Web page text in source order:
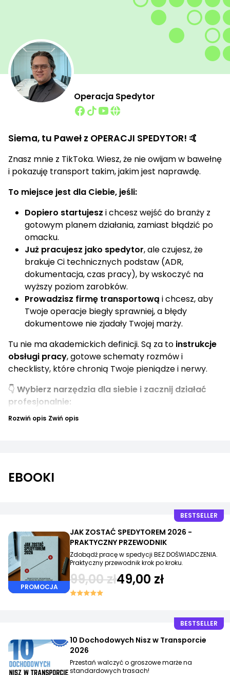
Operacja Spedytor
Siema, tu Paweł z OPERACJI SPEDYTOR! 🤙
Znasz mnie z TikToka. Wiesz, że nie owijam w bawełnę
i pokazuję transport takim, jakim jest naprawdę.
To miejsce jest dla Ciebie, jeśli:
Dopiero startujesz i chcesz wejść do branży z
gotowym planem działania, zamiast błądzić po
omacku.
Już pracujesz jako spedytor, ale czujesz, że
brakuje Ci technicznych podstaw (ADR,
dokumentacja, czas pracy), by wskoczyć na
wyższy poziom zarobków.
Prowadzisz firmę transportową i chcesz, aby
Twoje operacje biegły sprawniej, a błędy
dokumentowe nie zjadały Twojej marży.
Tu nie ma akademickich definicji. Są za to instrukcje
obsługi pracy, gotowe schematy rozmów i
checklisty, które chronią Twoje pieniądze i nerwy.
👇 Wybierz narzędzia dla siebie i zacznij działać
profesjonalnie:
Rozwiń opis Zwiń opis
EBOOKI
BESTSELLER
PROMOCJA
JAK ZOSTAĆ SPEDYTOREM 2026 -
PRAKTYCZNY PRZEWODNIK
Zdobądź pracę w spedycji BEZ DOŚWIADCZENIA.
Praktyczny przewodnik krok po kroku.
99,00 zł49,00 zł
BESTSELLER
10 Dochodowych Nisz w Transporcie
2026
Przestań walczyć o groszowe marże na
standardowych trasach!